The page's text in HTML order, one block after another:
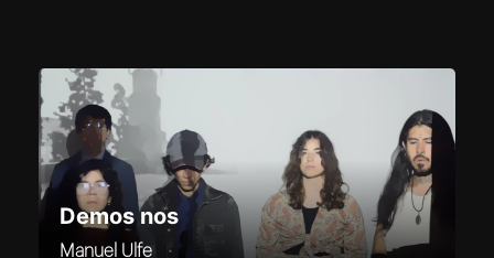
Demos nos
Manuel Ulfe